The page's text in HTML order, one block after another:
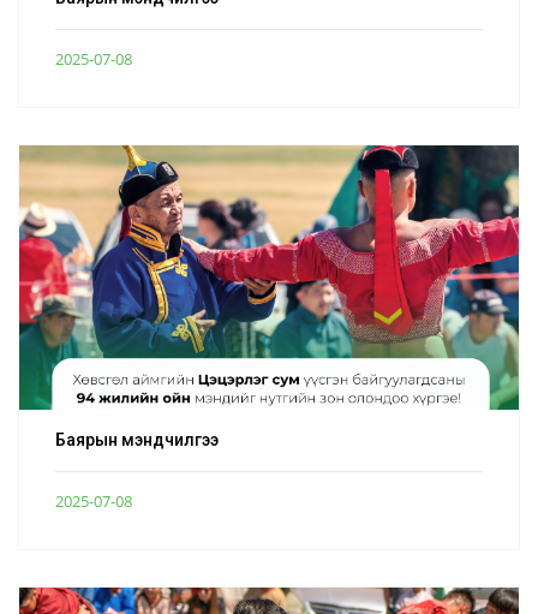
2025-07-08
Баярын мэндчилгээ
2025-07-08